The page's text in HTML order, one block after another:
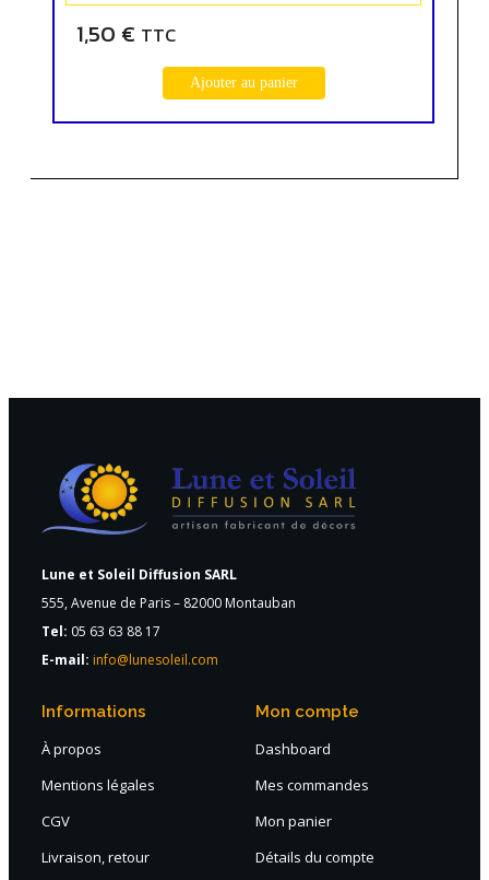
1,50 € TTC
Ajouter au panier
Lune et Soleil Diffusion SARL
555, Avenue de Paris – 82000 Montauban
Tel: 05 63 63 88 17
E-mail: info@lunesoleil.com
Informations
À propos
Mentions légales
CGV
Livraison, retour
Mon compte
Dashboard
Mes commandes
Mon panier
Détails du compte